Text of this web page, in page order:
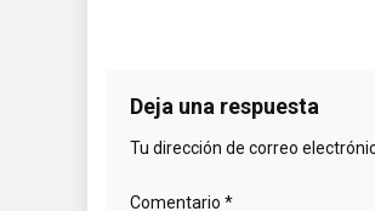
Deja una respuesta
Tu dirección de correo
Comentario *